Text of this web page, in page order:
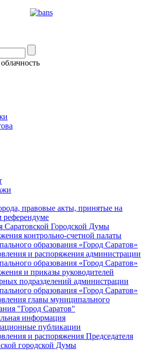
правовые акты, принятые на
референдуме
Саратовской Городской Думы
контрольно-счетной палаты
образования «Город Саратов»
и распоряжения администрации
образования «Город Саратов»
и приказы руководителей
подразделений администрации
образования «Город Саратов»
главы муниципального
"Город Саратов"
информация
публикации
и распоряжения Председателя
городской Думы